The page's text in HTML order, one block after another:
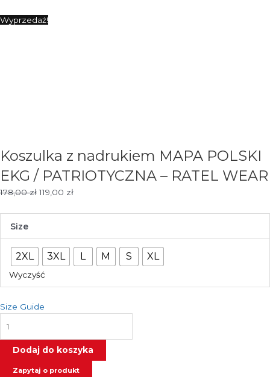
Wyprzedaż!
Koszulka z nadrukiem MAPA POLSKI
EKG / PATRIOTYCZNA – RATEL WEAR
178,00złPierwotna
119,00 złAktualna
Size
2XL 3XL L M S XL
Wyczyść
Size Guide
Koszulka
nadrukiem
MAPA
POLSKI
/
PATRIOTYCZNA
-
RATELDodaj do koszyka
Zapytaj o produkt